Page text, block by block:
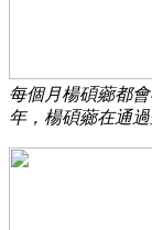
每個月楊碩薌都
年，楊碩薌在通